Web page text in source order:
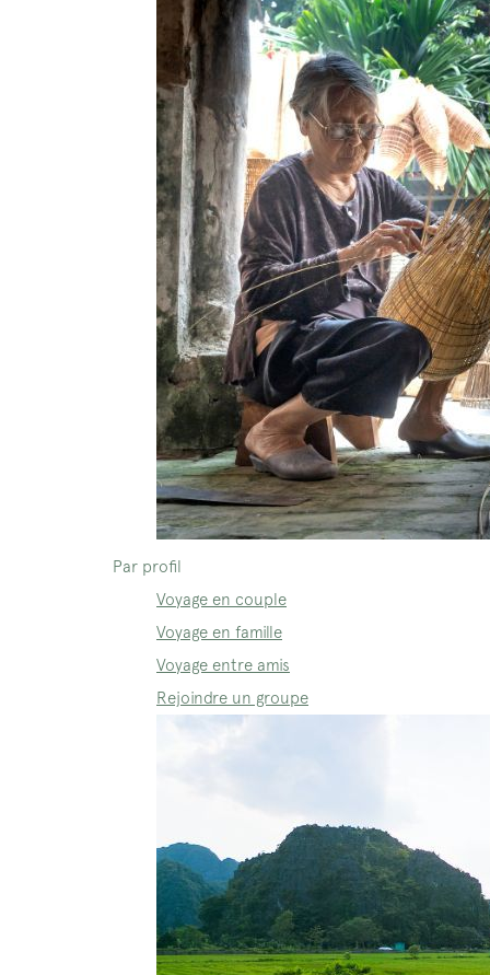
Par profil
Voyage en couple
Voyage en famille
Voyage entre amis
Rejoindre un groupe